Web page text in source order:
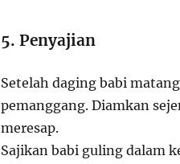
5. Penyajian
Setelah daging babi
pemanggang. Diamkan
meresap.
Sajikan babi guling dalam